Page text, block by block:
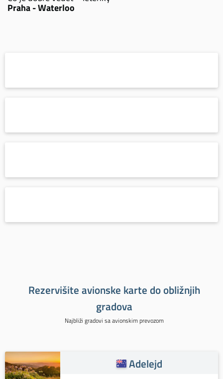
Praha - Waterloo
Rezervišite avionske karte do obližnjih
gradova
Najbliži gradovi sa avionskim prevozom
Adelejd